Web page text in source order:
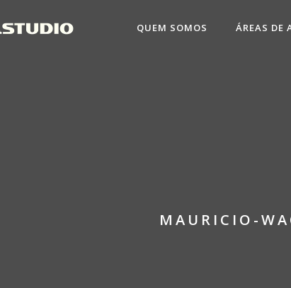
QUEM SOMOS ÁREAS DE
MAURICIO-